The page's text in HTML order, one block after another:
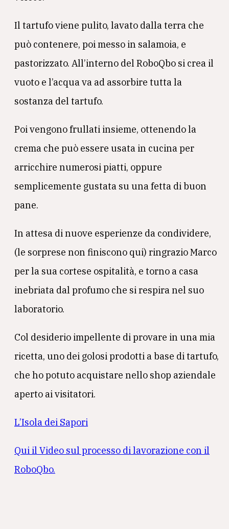
Il tartufo viene pulito, lavato dalla terra che
può contenere, poi messo in salamoia, e
pastorizzato. All’interno del RoboQbo si crea il
vuoto e l’acqua va ad assorbire tutta la
sostanza del tartufo.
Poi vengono frullati insieme, ottenendo la
crema che può essere usata in cucina per
arricchire numerosi piatti, oppure
semplicemente gustata su una fetta di buon
pane.
In attesa di nuove esperienze da condividere,
(le sorprese non finiscono qui) ringrazio Marco
per la sua cortese ospitalità, e torno a casa
inebriata dal profumo che si respira nel suo
laboratorio.
Col desiderio impellente di provare in una mia
ricetta, uno dei golosi prodotti a base di tartufo,
che ho potuto acquistare nello shop aziendale
aperto ai visitatori.
L’Isola dei Sapori
Qui il Video sul processo di lavorazione con il
RoboQbo.